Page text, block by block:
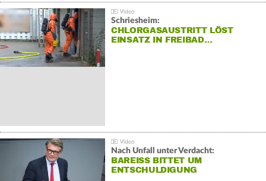
Schriesheim:
CHLORGASAUSTRITT LÖST
EINSATZ IN FREIBAD…
Nach Unfall unter Verdacht:
BAREISS BITTET UM E
NTSCHULDIGUNG